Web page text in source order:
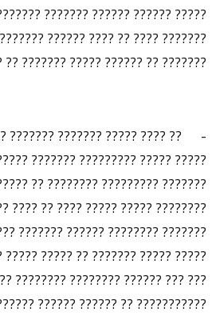
??????? ?????????? ??? ??????
?????? ???????? ???? ??? ????
????? ??????? ?? ??? ?? ????.
??????? ???????? ?? ???? ???
??????? ??????? ??????? ??????
?? ?????? ????? ?? ???????
???? ?? ???? ??? ????? ??????
??????? ??????????? ???????
????? ????? ?????? ????????. ???
???????? ??? ???? ???????
?? ?????? ?????? ??????.